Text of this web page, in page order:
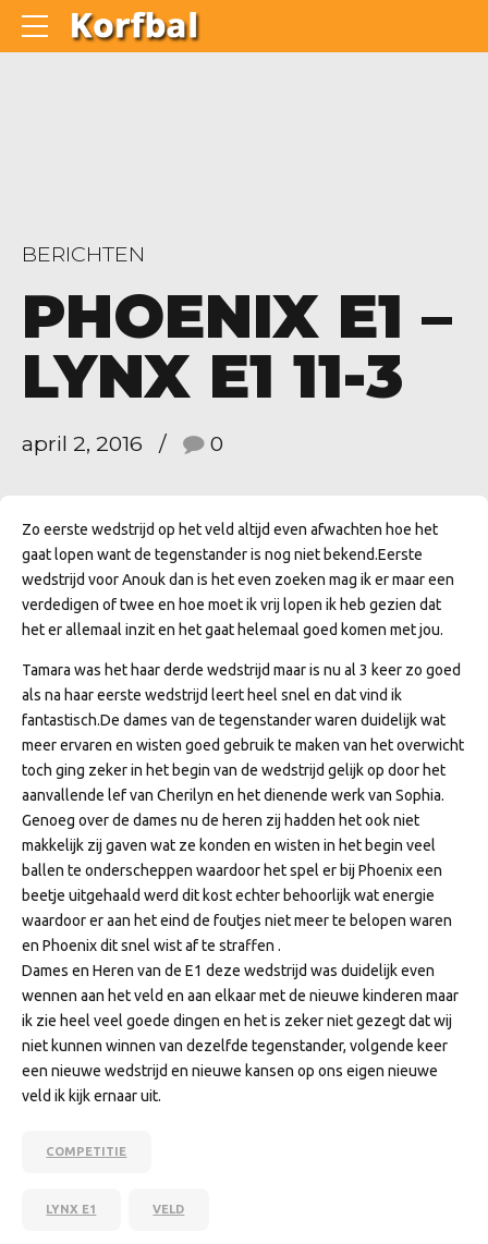
BERICHTEN
PHOENIX E1 –
LYNX E1 11-3
april 2, 2016 0
Zo eerste wedstrijd op het veld altijd even afwachten hoe het
gaat lopen want de tegenstander is nog niet bekend.Eerste
wedstrijd voor Anouk dan is het even zoeken mag ik er maar een
verdedigen of twee en hoe moet ik vrij lopen ik heb gezien dat
het er allemaal inzit en het gaat helemaal goed komen met jou.
Tamara was het haar derde wedstrijd maar is nu al 3 keer zo goed
als na haar eerste wedstrijd leert heel snel en dat vind ik
fantastisch.De dames van de tegenstander waren duidelijk wat
meer ervaren en wisten goed gebruik te maken van het overwicht
toch ging zeker in het begin van de wedstrijd gelijk op door het
aanvallende lef van Cherilyn en het dienende werk van Sophia.
Genoeg over de dames nu de heren zij hadden het ook niet
makkelijk zij gaven wat ze konden en wisten in het begin veel
ballen te onderscheppen waardoor het spel er bij Phoenix een
beetje uitgehaald werd dit kost echter behoorlijk wat energie
waardoor er aan het eind de foutjes niet meer te belopen waren
en Phoenix dit snel wist af te straffen .
Dames en Heren van de E1 deze wedstrijd was duidelijk even
wennen aan het veld en aan elkaar met de nieuwe kinderen maar
ik zie heel veel goede dingen en het is zeker niet gezegt dat wij
niet kunnen winnen van dezelfde tegenstander, volgende keer
een nieuwe wedstrijd en nieuwe kansen op ons eigen nieuwe
veld ik kijk ernaar uit.
COMPETITIE
LYNX E1 VELD